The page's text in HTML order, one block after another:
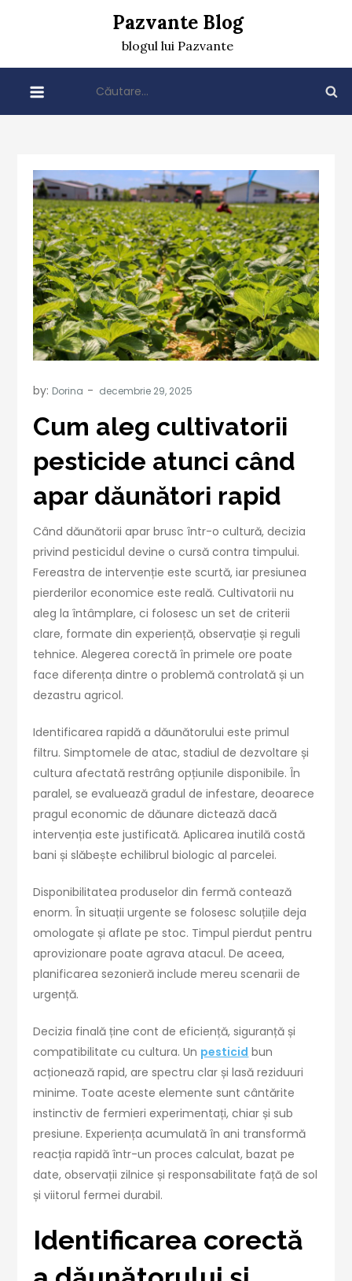
Pazvante Blog
blogul lui Pazvante
după:
by: Dorina
Cum aleg cultivatorii
pesticide atunci când
apar dăunători rapid
Când dăunătorii apar brusc într-o cultură, decizia
privind pesticidul devine o cursă contra timpului.
Fereastra de intervenție este scurtă, iar presiunea
pierderilor economice este reală. Cultivatorii nu
aleg la întâmplare, ci folosesc un set de criterii
clare, formate din experiență, observație și reguli
tehnice. Alegerea corectă în primele ore poate
face diferența dintre o problemă controlată și un
dezastru agricol.
Identificarea rapidă a dăunătorului este primul
filtru. Simptomele de atac, stadiul de dezvoltare și
cultura afectată restrâng opțiunile disponibile. În
paralel, se evaluează gradul de infestare, deoarece
pragul economic de dăunare dictează dacă
intervenția este justificată. Aplicarea inutilă costă
bani și slăbește echilibrul biologic al parcelei.
Disponibilitatea produselor din fermă contează
enorm. În situații urgente se folosesc soluțiile deja
omologate și aflate pe stoc. Timpul pierdut pentru
aprovizionare poate agrava atacul. De aceea,
planificarea sezonieră include mereu scenarii de
urgență.
Decizia finală ține cont de eficiență, siguranță și
compatibilitate cu cultura. Un pesticid bun
acționează rapid, are spectru clar și lasă reziduuri
minime. Toate aceste elemente sunt cântărite
instinctiv de fermieri experimentați, chiar și sub
presiune. Experiența acumulată în ani transformă
reacția rapidă într-un proces calculat, bazat pe
date, observații zilnice și responsabilitate față de sol
și viitorul fermei durabil.
Identificarea corectă